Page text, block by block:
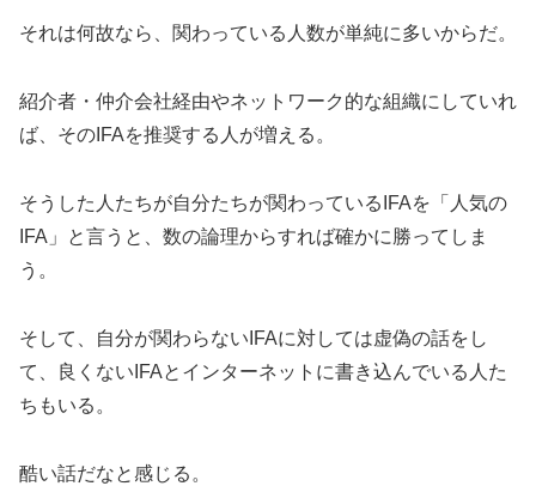
それは何故なら、関わっている人数が単純に多いからだ。
紹介者・仲介会社経由やネットワーク的な組織にしていれ
ば、そのIFAを推奨する人が増える。
そうした人たちが自分たちが関わっているIFAを「人気の
IFA」と言うと、数の論理からすれば確かに勝ってしま
う。
そして、自分が関わらないIFAに対しては虚偽の話をし
て、良くないIFAとインターネットに書き込んでいる人た
ちもいる。
酷い話だなと感じる。